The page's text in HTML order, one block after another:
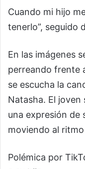
Cuando mi hijo
tenerlo”, seguido
En las imágenes
perreando frente
se escucha la
Natasha. El
una expresión de
moviendo al
Polémica por